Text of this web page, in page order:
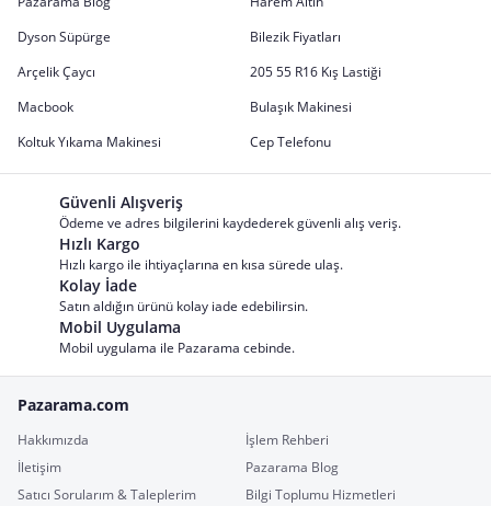
Dyson Süpürge
Bilezik Fiyatları
Arçelik Çaycı
205 55 R16 Kış Lastiği
Macbook
Bulaşık Makinesi
Koltuk Yıkama Makinesi
Cep Telefonu
Güvenli Alışveriş
Ödeme ve adres bilgilerini kaydederek güvenli alış veriş.
Hızlı Kargo
Hızlı kargo ile ihtiyaçlarına en kısa sürede ulaş.
Kolay İade
Satın aldığın ürünü kolay iade edebilirsin.
Mobil Uygulama
Mobil uygulama ile Pazarama cebinde.
Pazarama.com
Hakkımızda
İşlem Rehberi
İletişim
Pazarama Blog
Satıcı Sorularım & Taleplerim
Bilgi Toplumu Hizmetleri